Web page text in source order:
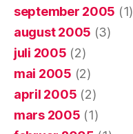
september 2005 (1)
august 2005 (3)
juli 2005 (2)
mai 2005 (2)
april 2005 (2)
mars 2005 (1)